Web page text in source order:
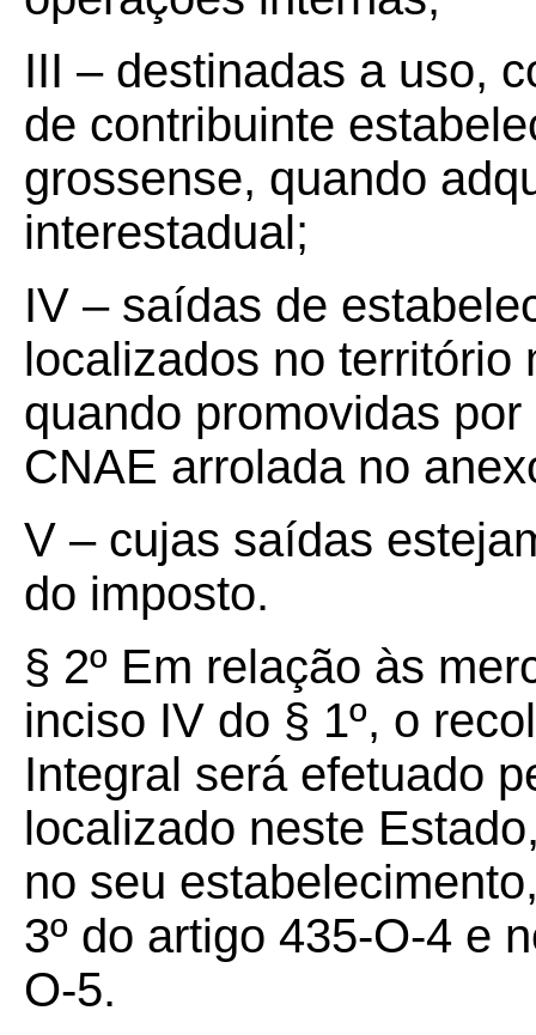
III – destinadas a uso,
de contribuinte
grossense, quando
interestadual;
IV – saídas de
localizados no território
quando promovidas
CNAE arrolada no
V – cujas saídas
do imposto.
§ 2º Em relação às
inciso IV do § 1º, o
Integral será efetuado
localizado neste
no seu
3º do artigo 435-O-4 e
O-5.